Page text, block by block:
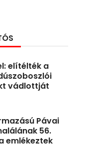
elítélték a
vádlottját
Pávai
56.
emlékeztek